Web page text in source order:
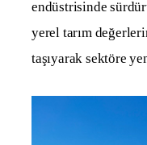
endüstrisinde
yerel tarım
taşıyarak sektöre